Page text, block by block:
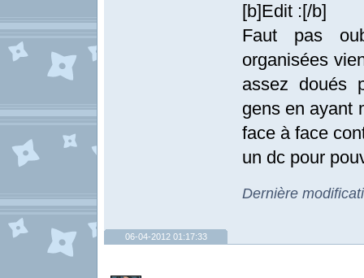
[b]Edit :[/b]
Faut pas
organisées
assez doués
gens en ayant
face à face
un dc pour
Dernière
06-04-2012 01:17:33